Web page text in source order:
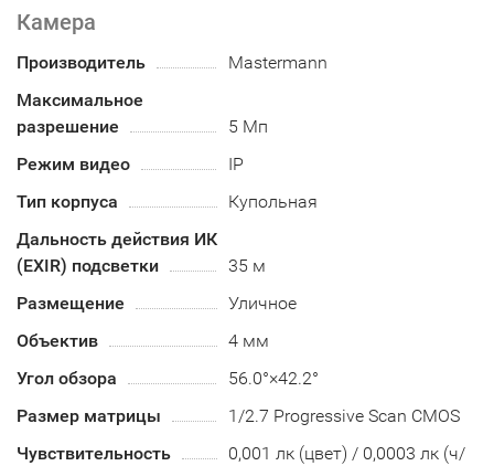
Камера
Производитель
Mastermann
Максимальное
разрешение
5 Мп
Режим видео
IP
Тип корпуса
Купольная
Дальность действия ИК
(EXIR) подсветки
35 м
Размещение
Уличное
Объектив
4 мм
Угол обзора
56.0°×42.2°
Размер матрицы
1/2.7 Progressive Scan CMOS
Чувствительность
0,001 лк (цвет) / 0,0003 лк (ч/